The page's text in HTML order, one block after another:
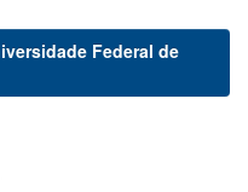
Federal de